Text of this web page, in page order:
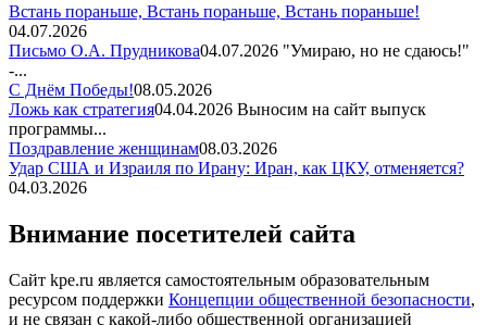
Встань пораньше, Встань пораньше, Встань пораньше!
04.07.2026
Письмо О.А. Прудникова04.07.2026 "Умираю, но не сдаюсь!"
-...
С Днём Победы!08.05.2026
Ложь как стратегия04.04.2026 Выносим на сайт выпуск
программы...
Поздравление женщинам08.03.2026
Удар США и Израиля по Ирану: Иран, как ЦКУ, отменяется?
04.03.2026
Внимание посетителей сайта
Сайт kpe.ru является самостоятельным образовательным
ресурсом поддержки Концепции общественной безопасности,
и не связан с какой-либо общественной организацией